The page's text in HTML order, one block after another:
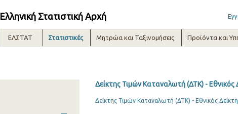
Ελληνική Στατιστική Αρχή
ΕΛΣΤΑΤ Στατιστικές Μητρώα και Ταξινομήσεις Προϊόντα και
Δείκτης Τιμών Καταναλωτή (ΔΤΚ) - Εθνικός
Δείκτης Τιμών Καταναλωτή (ΔΤΚ) - Εθνικός